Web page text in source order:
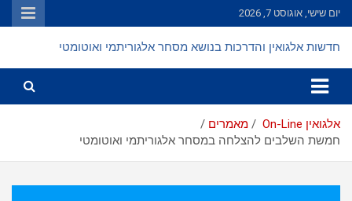
Skip
to
יום שישי, אוגוסט 7, 2026
חדשות אלגואין והדרכות בנושא מסחר אלגוריתמי ואוטומטי
אלגואין On-Line
מאמרים
חמשת השלבים להצלחה במסחר אלגוריתמי ואוטומטי